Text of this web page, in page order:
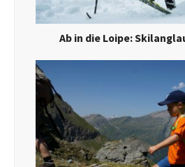
Ab in die Loipe: